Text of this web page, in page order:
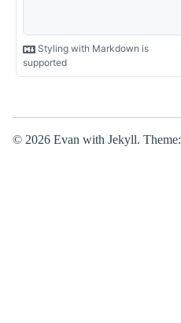
© 2026 Evan with Jekyll. Theme: